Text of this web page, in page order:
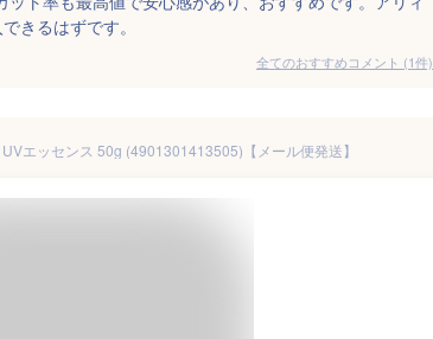
きるはずです。
全てのおすすめコメント (1件)
エッセンス 50g (4901301413505)【メール便発送】